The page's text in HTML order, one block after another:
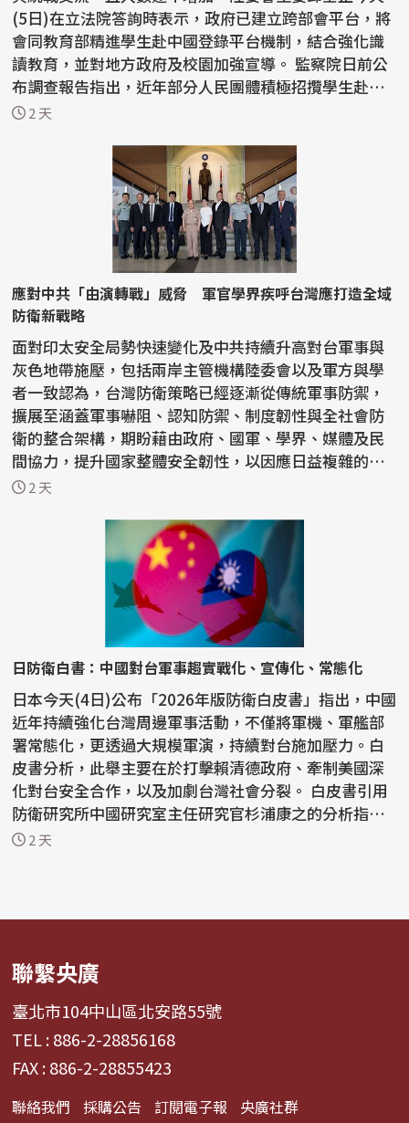
(5日)在立法院答詢時表示，政府已建立跨部會平台，將
會同教育部精進學生赴中國登錄平台機制，結合強化識
讀教育，並對地方政府及校園加強宣導。 監察院日前公
布調查報告指出，近年部分人民團體積極招攬學生赴中
國參...
2 天
應對中共「由演轉戰」威脅 軍官學界疾呼台灣應打造全域
防衛新戰略
面對印太安全局勢快速變化及中共持續升高對台軍事與
灰色地帶施壓，包括兩岸主管機構陸委會以及軍方與學
者一致認為，台灣防衛策略已經逐漸從傳統軍事防禦，
擴展至涵蓋軍事嚇阻、認知防禦、制度韌性與全社會防
衛的整合架構，期盼藉由政府、國軍、學界、媒體及民
間協力，提升國家整體安全韌性，以因應日益複雜的安
全挑戰。...
2 天
日防衛白書：中國對台軍事趨實戰化、宣傳化、常態化
日本今天(4日)公布「2026年版防衛白皮書」指出，中國
近年持續強化台灣周邊軍事活動，不僅將軍機、軍艦部
署常態化，更透過大規模軍演，持續對台施加壓力。白
皮書分析，此舉主要在於打擊賴清德政府、牽制美國深
化對台安全合作，以及加劇台灣社會分裂。 白皮書引用
防衛研究所中國研究室主任研究官杉浦康之的分析指
出，中...
2 天
聯繫央廣
臺北市104中山區北安路55號
TEL : 886-2-28856168
FAX : 886-2-28855423
聯絡我們 採購公告 訂閱電子報 央廣社群